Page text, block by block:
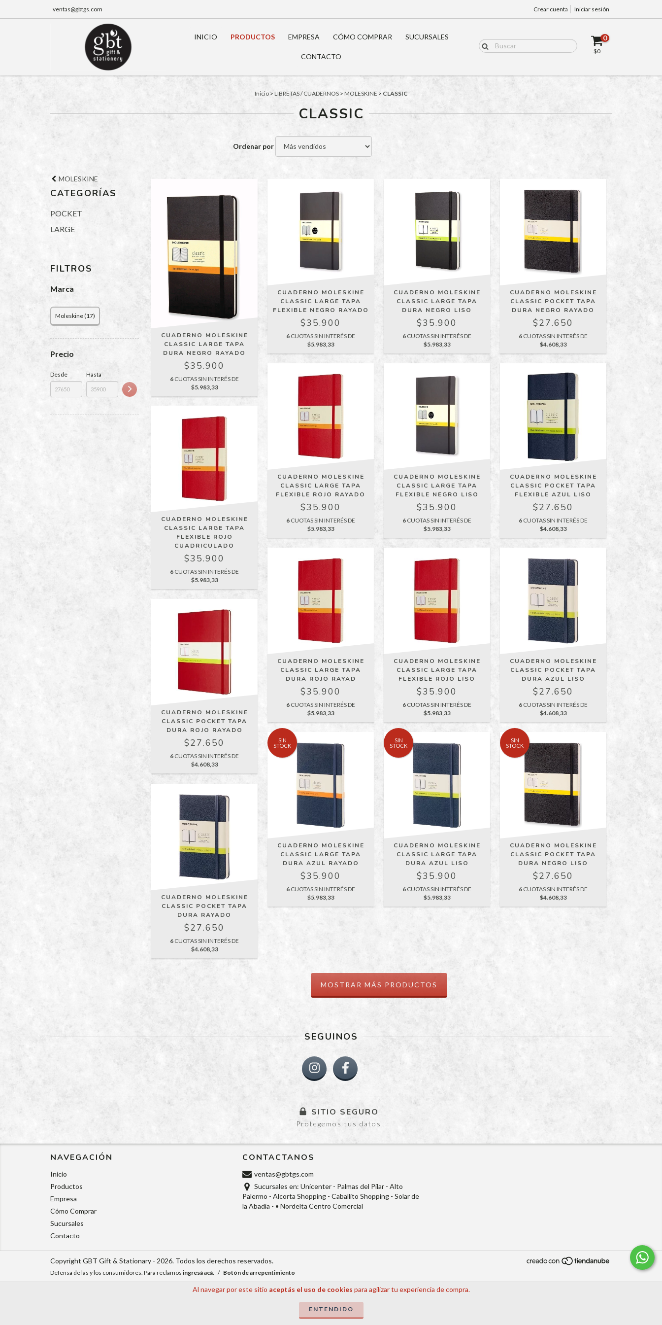
Al navegar por este sitio aceptás el uso de cookies para agilizar tu experiencia de compra.
ENTENDIDO
ventas@gbtgs.com Crear cuenta Iniciar sesión
INICIO PRODUCTOS EMPRESA CÓMO COMPRAR SUCURSALES
CONTACTO
0
$0
Inicio > LIBRETAS / CUADERNOS > MOLESKINE > CLASSIC
CLASSIC
Ordenar por
MOLESKINE
CATEGORÍAS
POCKET
LARGE
FILTROS
Marca
Moleskine (17)
Precio
Desde Hasta
CUADERNO MOLESKINE
CLASSIC LARGE TAPA
DURA NEGRO RAYADO
$35.900
6 CUOTAS SIN INTERÉS DE
$5.983,33
CUADERNO MOLESKINE
CLASSIC LARGE TAPA
FLEXIBLE NEGRO RAYADO
$35.900
6 CUOTAS SIN INTERÉS DE
$5.983,33
CUADERNO MOLESKINE
CLASSIC LARGE TAPA
DURA NEGRO LISO
$35.900
6 CUOTAS SIN INTERÉS DE
$5.983,33
CUADERNO MOLESKINE
CLASSIC POCKET TAPA
DURA NEGRO RAYADO
$27.650
6 CUOTAS SIN INTERÉS DE
$4.608,33
CUADERNO MOLESKINE
CLASSIC LARGE TAPA
FLEXIBLE ROJO
CUADRICULADO
$35.900
6 CUOTAS SIN INTERÉS DE
$5.983,33
CUADERNO MOLESKINE
CLASSIC LARGE TAPA
FLEXIBLE ROJO RAYADO
$35.900
6 CUOTAS SIN INTERÉS DE
$5.983,33
CUADERNO MOLESKINE
CLASSIC LARGE TAPA
FLEXIBLE NEGRO LISO
$35.900
6 CUOTAS SIN INTERÉS DE
$5.983,33
CUADERNO MOLESKINE
CLASSIC POCKET TAPA
FLEXIBLE AZUL LISO
$27.650
6 CUOTAS SIN INTERÉS DE
$4.608,33
CUADERNO MOLESKINE
CLASSIC POCKET TAPA
DURA ROJO RAYADO
$27.650
6 CUOTAS SIN INTERÉS DE
$4.608,33
CUADERNO MOLESKINE
CLASSIC LARGE TAPA
DURA ROJO RAYAD
$35.900
6 CUOTAS SIN INTERÉS DE
$5.983,33
CUADERNO MOLESKINE
CLASSIC LARGE TAPA
FLEXIBLE ROJO LISO
$35.900
6 CUOTAS SIN INTERÉS DE
$5.983,33
CUADERNO MOLESKINE
CLASSIC POCKET TAPA
DURA AZUL LISO
$27.650
6 CUOTAS SIN INTERÉS DE
$4.608,33
CUADERNO MOLESKINE
CLASSIC POCKET TAPA
DURA RAYADO
$27.650
6 CUOTAS SIN INTERÉS DE
$4.608,33
SIN
STOCK
CUADERNO MOLESKINE
CLASSIC LARGE TAPA
DURA AZUL RAYADO
$35.900
6 CUOTAS SIN INTERÉS DE
$5.983,33
SIN
STOCK
CUADERNO MOLESKINE
CLASSIC LARGE TAPA
DURA AZUL LISO
$35.900
6 CUOTAS SIN INTERÉS DE
$5.983,33
SIN
STOCK
CUADERNO MOLESKINE
CLASSIC POCKET TAPA
DURA NEGRO LISO
$27.650
6 CUOTAS SIN INTERÉS DE
$4.608,33
MOSTRAR MÁS PRODUCTOS
SEGUINOS
SITIO SEGURO
Protegemos tus datos
NAVEGACIÓN
Inicio
Productos
Empresa
Cómo Comprar
Sucursales
Contacto
CONTACTANOS
ventas@gbtgs.com
Sucursales en: Unicenter - Palmas del Pilar - Alto
Palermo - Alcorta Shopping - Caballito Shopping - Solar de
la Abadía - • Nordelta Centro Comercial
Copyright GBT Gift & Stationary - 2026. Todos los derechos reservados.
Defensa de las y los consumidores. Para reclamos ingresá acá. / Botón de arrepentimiento